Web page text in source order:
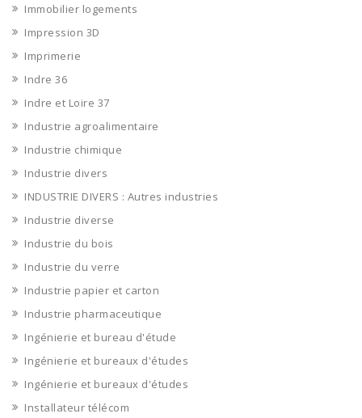
Immobilier logements
Impression 3D
Imprimerie
Indre 36
Indre et Loire 37
Industrie agroalimentaire
Industrie chimique
Industrie divers
INDUSTRIE DIVERS : Autres industries
Industrie diverse
Industrie du bois
Industrie du verre
Industrie papier et carton
Industrie pharmaceutique
Ingénierie et bureau d'étude
Ingénierie et bureaux d'études
Ingénierie et bureaux d'études
Installateur télécom